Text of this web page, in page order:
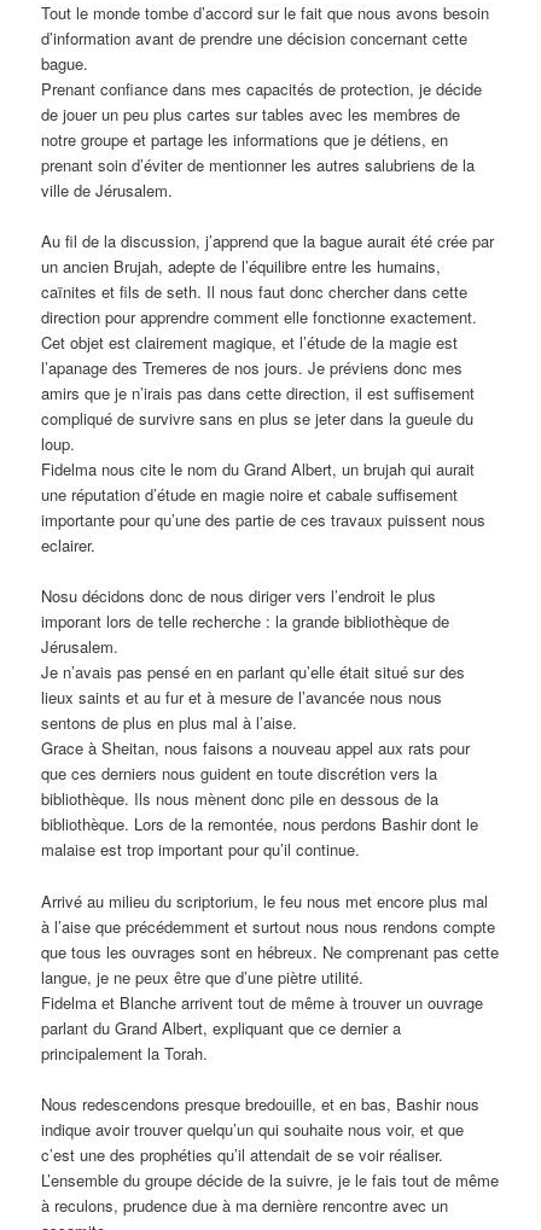
Tout le monde tombe d’accord sur le fait que nous avons besoin
d’information avant de prendre une décision concernant cette
bague.
Prenant confiance dans mes capacités de protection, je décide
de jouer un peu plus cartes sur tables avec les membres de
notre groupe et partage les informations que je détiens, en
prenant soin d’éviter de mentionner les autres salubriens de la
ville de Jérusalem.
Au fil de la discussion, j’apprend que la bague aurait été crée par
un ancien Brujah, adepte de l’équilibre entre les humains,
caïnites et fils de seth. Il nous faut donc chercher dans cette
direction pour apprendre comment elle fonctionne exactement.
Cet objet est clairement magique, et l’étude de la magie est
l’apanage des Tremeres de nos jours. Je préviens donc mes
amirs que je n’irais pas dans cette direction, il est suffisement
compliqué de survivre sans en plus se jeter dans la gueule du
loup.
Fidelma nous cite le nom du Grand Albert, un brujah qui aurait
une réputation d’étude en magie noire et cabale suffisement
importante pour qu’une des partie de ces travaux puissent nous
eclairer.
Nosu décidons donc de nous diriger vers l’endroit le plus
imporant lors de telle recherche : la grande bibliothèque de
Jérusalem.
Je n’avais pas pensé en en parlant qu’elle était situé sur des
lieux saints et au fur et à mesure de l’avancée nous nous
sentons de plus en plus mal à l’aise.
Grace à Sheitan, nous faisons a nouveau appel aux rats pour
que ces derniers nous guident en toute discrétion vers la
bibliothèque. Ils nous mènent donc pile en dessous de la
bibliothèque. Lors de la remontée, nous perdons Bashir dont le
malaise est trop important pour qu’il continue.
Arrivé au milieu du scriptorium, le feu nous met encore plus mal
à l’aise que précédemment et surtout nous nous rendons compte
que tous les ouvrages sont en hébreux. Ne comprenant pas cette
langue, je ne peux être que d’une piètre utilité.
Fidelma et Blanche arrivent tout de même à trouver un ouvrage
parlant du Grand Albert, expliquant que ce dernier a
principalement la Torah.
Nous redescendons presque bredouille, et en bas, Bashir nous
indique avoir trouver quelqu’un qui souhaite nous voir, et que
c’est une des prophéties qu’il attendait de se voir réaliser.
L’ensemble du groupe décide de la suivre, je le fais tout de même
à reculons, prudence due à ma dernière rencontre avec un